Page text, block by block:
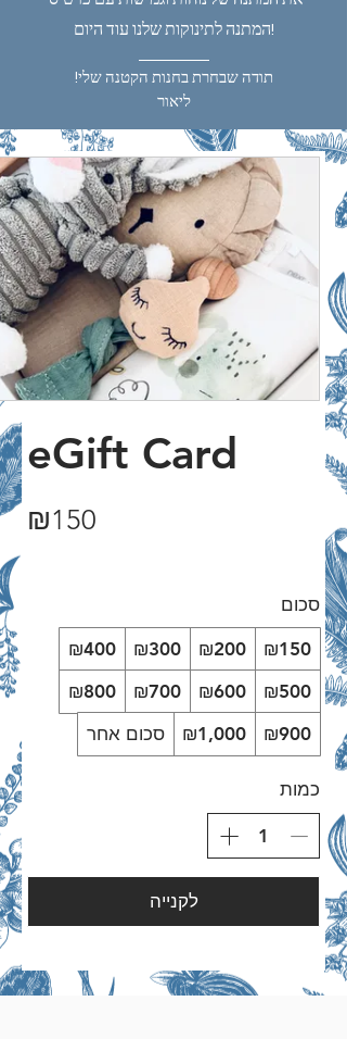
המתנה לתינוקות שלנו עוד היום!
תודה שבחרת בחנות הקטנה שלי!
ליאור
eGift Card
₪150
סכום
₪150
₪200
₪300
₪400
₪500
₪600
₪700
₪800
₪900
₪1,000 סכום אחר
כמות
לקנייה